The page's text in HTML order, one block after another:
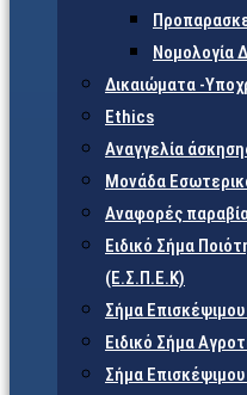
Νομολογία
Δικαιώματα -
Ethics
Αναγγελία
Μονάδα
Αναφορές
Ειδικό Σήμα
(Ε.Σ.Π.Ε.Κ)
Σήμα
Ειδικό Σήμα
Σήμα